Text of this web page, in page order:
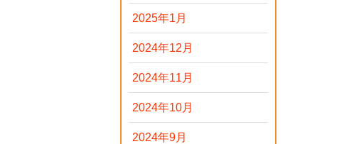
2025年1月
2024年12月
2024年11月
2024年10月
2024年9月